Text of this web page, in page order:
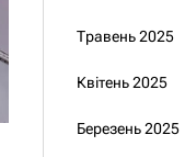
Травень 2025
Квітень 2025
Березень 2025